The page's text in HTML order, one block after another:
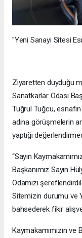
"Yeni Sanayi Sitesi
Ziyaretten duyduğu
Sanatkarlar Odası
Tuğrul Tuğcu,
adına görüşmelerin
yaptığı
“Sayın
Başkanımız Sayın
Odamızı
Sitemizin durumu ve
bahsederek fikir
Kaymakamımızın ve